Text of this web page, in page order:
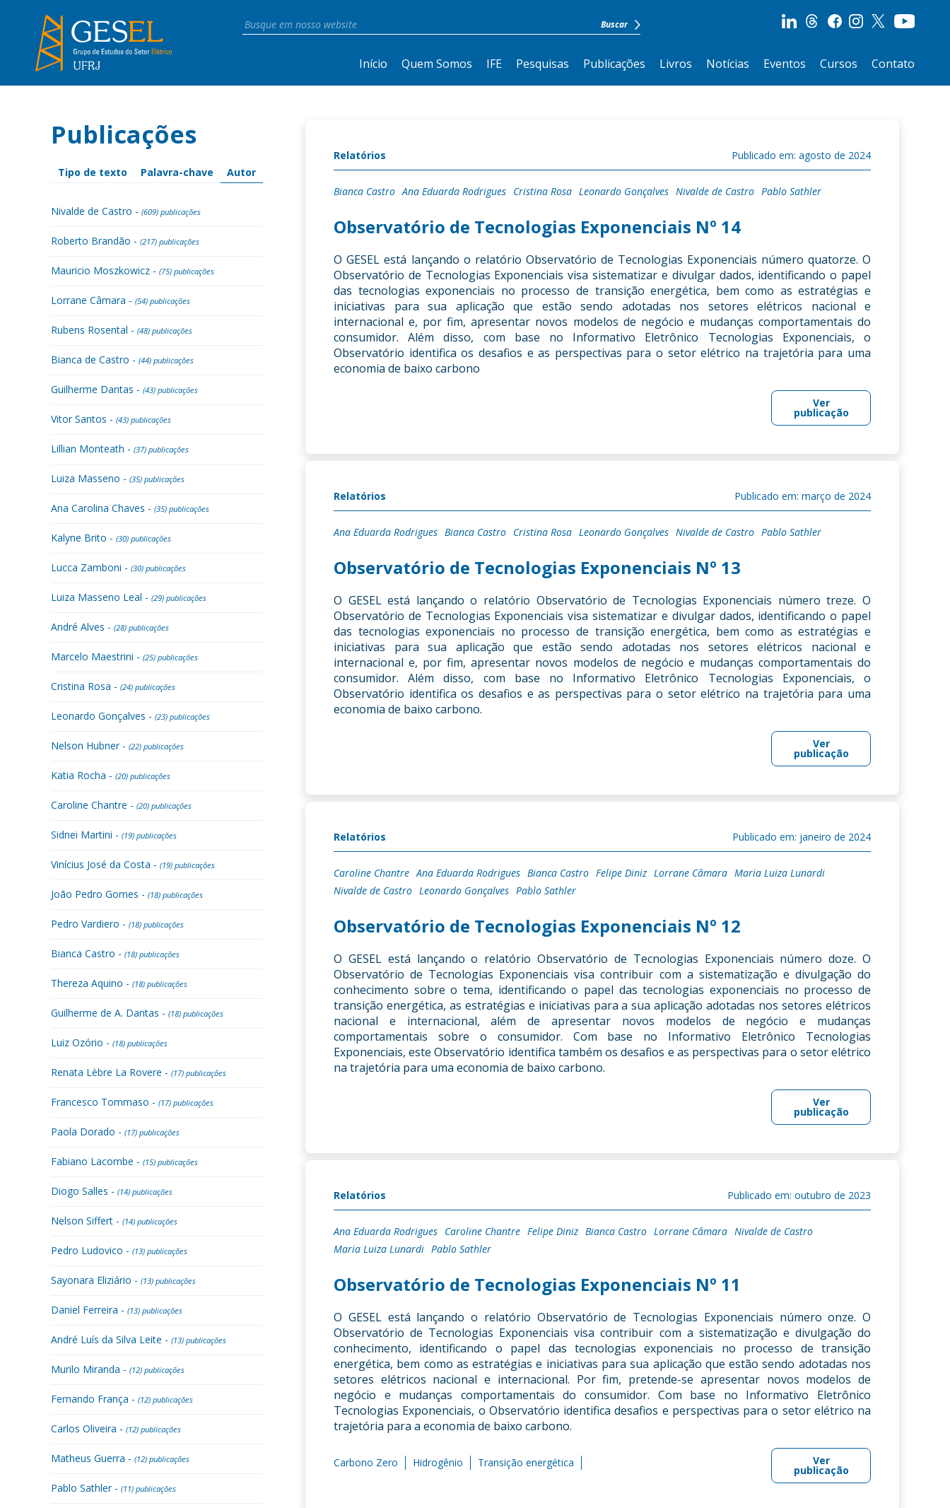
Início Quem Somos IFE Pesquisas Publicações Livros Notícias Eventos Cursos Contato
Publicações
Tipo de texto Palavra-chave Autor
Nivalde de Castro - (609) publicações
Roberto Brandão - (217) publicações
Mauricio Moszkowicz - (75) publicações
Lorrane Câmara - (54) publicações
Rubens Rosental - (48) publicações
Bianca de Castro - (44) publicações
Guilherme Dantas - (43) publicações
Vitor Santos - (43) publicações
Lillian Monteath - (37) publicações
Luiza Masseno - (35) publicações
Ana Carolina Chaves - (35) publicações
Kalyne Brito - (30) publicações
Lucca Zamboni - (30) publicações
Luiza Masseno Leal - (29) publicações
André Alves - (28) publicações
Marcelo Maestrini - (25) publicações
Cristina Rosa - (24) publicações
Leonardo Gonçalves - (23) publicações
Nelson Hubner - (22) publicações
Katia Rocha - (20) publicações
Caroline Chantre - (20) publicações
Sidnei Martini - (19) publicações
Vinícius José da Costa - (19) publicações
João Pedro Gomes - (18) publicações
Pedro Vardiero - (18) publicações
Bianca Castro - (18) publicações
Thereza Aquino - (18) publicações
Guilherme de A. Dantas - (18) publicações
Luiz Ozório - (18) publicações
Renata Lèbre La Rovere - (17) publicações
Francesco Tommaso - (17) publicações
Paola Dorado - (17) publicações
Fabiano Lacombe - (15) publicações
Diogo Salles - (14) publicações
Nelson Siffert - (14) publicações
Pedro Ludovico - (13) publicações
Sayonara Eliziário - (13) publicações
Daniel Ferreira - (13) publicações
André Luís da Silva Leite - (13) publicações
Murilo Miranda - (12) publicações
Fernando França - (12) publicações
Carlos Oliveira - (12) publicações
Matheus Guerra - (12) publicações
Pablo Sathler - (11) publicações
Relatórios Publicado em: agosto de 2024
Bianca Castro Ana Eduarda Rodrigues Cristina Rosa Leonardo Gonçalves Nivalde de Castro Pablo Sathler
Observatório de Tecnologias Exponenciais Nº 14
O GESEL está lançando o relatório Observatório de Tecnologias Exponenciais número quatorze. O
Observatório de Tecnologias Exponenciais visa sistematizar e divulgar dados, identificando o papel
das tecnologias exponenciais no processo de transição energética, bem como as estratégias e
iniciativas para sua aplicação que estão sendo adotadas nos setores elétricos nacional e
internacional e, por fim, apresentar novos modelos de negócio e mudanças comportamentais do
consumidor. Além disso, com base no Informativo Eletrônico Tecnologias Exponenciais, o
Observatório identifica os desafios e as perspectivas para o setor elétrico na trajetória para uma
economia de baixo carbono
Ver
publicação
Relatórios Publicado em: março de 2024
Ana Eduarda Rodrigues Bianca Castro Cristina Rosa Leonardo Gonçalves Nivalde de Castro Pablo Sathler
Observatório de Tecnologias Exponenciais Nº 13
O GESEL está lançando o relatório Observatório de Tecnologias Exponenciais número treze. O
Observatório de Tecnologias Exponenciais visa sistematizar e divulgar dados, identificando o papel
das tecnologias exponenciais no processo de transição energética, bem como as estratégias e
iniciativas para sua aplicação que estão sendo adotadas nos setores elétricos nacional e
internacional e, por fim, apresentar novos modelos de negócio e mudanças comportamentais do
consumidor. Além disso, com base no Informativo Eletrônico Tecnologias Exponenciais, o
Observatório identifica os desafios e as perspectivas para o setor elétrico na trajetória para uma
economia de baixo carbono.
Ver
publicação
Relatórios Publicado em: janeiro de 2024
Caroline Chantre Ana Eduarda Rodrigues Bianca Castro Felipe Diniz Lorrane Câmara Maria Luiza Lunardi
Nivalde de Castro Leonardo Gonçalves Pablo Sathler
Observatório de Tecnologias Exponenciais Nº 12
O GESEL está lançando o relatório Observatório de Tecnologias Exponenciais número doze. O
Observatório de Tecnologias Exponenciais visa contribuir com a sistematização e divulgação do
conhecimento sobre o tema, identificando o papel das tecnologias exponenciais no processo de
transição energética, as estratégias e iniciativas para a sua aplicação adotadas nos setores elétricos
nacional e internacional, além de apresentar novos modelos de negócio e mudanças
comportamentais sobre o consumidor. Com base no Informativo Eletrônico Tecnologias
Exponenciais, este Observatório identifica também os desafios e as perspectivas para o setor elétrico
na trajetória para uma economia de baixo carbono.
Ver
publicação
Relatórios Publicado em: outubro de 2023
Ana Eduarda Rodrigues Caroline Chantre Felipe Diniz Bianca Castro Lorrane Câmara Nivalde de Castro
Maria Luiza Lunardi Pablo Sathler
Observatório de Tecnologias Exponenciais Nº 11
O GESEL está lançando o relatório Observatório de Tecnologias Exponenciais número onze. O
Observatório de Tecnologias Exponenciais visa contribuir com a sistematização e divulgação do
conhecimento, identificando o papel das tecnologias exponenciais no processo de transição
energética, bem como as estratégias e iniciativas para sua aplicação que estão sendo adotadas nos
setores elétricos nacional e internacional. Por fim, pretende-se apresentar novos modelos de
negócio e mudanças comportamentais do consumidor. Com base no Informativo Eletrônico
Tecnologias Exponenciais, o Observatório identifica desafios e perspectivas para o setor elétrico na
trajetória para a economia de baixo carbono.
Carbono Zero Hidrogênio Transição energética Ver
publicação